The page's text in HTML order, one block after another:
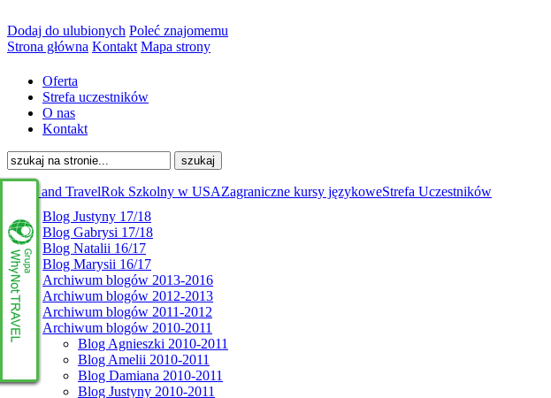
Dodaj do ulubionych Poleć znajomemu
Strona główna Kontakt Mapa strony
Oferta
Strefa uczestników
O nas
Kontakt
Work and TravelRok Szkolny w USAZagraniczne kursy językoweStrefa Uczestników
Blog Justyny 17/18
Blog Gabrysi 17/18
Blog Natalii 16/17
Blog Marysii 16/17
Archiwum blogów 2013-2016
Archiwum blogów 2012-2013
Archiwum blogów 2011-2012
Archiwum blogów 2010-2011
Blog Agnieszki 2010-2011
Blog Amelii 2010-2011
Blog Damiana 2010-2011
Blog Justyny 2010-2011
www.whynottravel.pl